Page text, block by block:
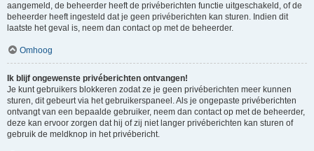
aangemeld, de beheerder heeft de privéberichten functie uitgeschakeld, of de
beheerder heeft ingesteld dat je geen privéberichten kan sturen. Indien dit
laatste het geval is, neem dan contact op met de beheerder.
Omhoog
Ik blijf ongewenste privéberichten ontvangen!
Je kunt gebruikers blokkeren zodat ze je geen privéberichten meer kunnen
sturen, dit gebeurt via het gebruikerspaneel. Als je ongepaste privéberichten
ontvangt van een bepaalde gebruiker, neem dan contact op met de beheerder,
deze kan ervoor zorgen dat hij of zij niet langer privéberichten kan sturen of
gebruik de meldknop in het privébericht.